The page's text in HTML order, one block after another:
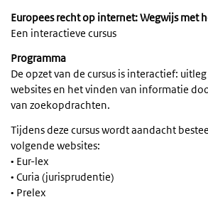
Europees recht op internet: Wegwijs met
Een interactieve cursus
Programma
De opzet van de cursus is interactief:
websites en het vinden van informatie
van zoekopdrachten.
Tijdens deze cursus wordt aandacht
volgende websites:
• Eur-lex
• Curia (jurisprudentie)
• Prelex